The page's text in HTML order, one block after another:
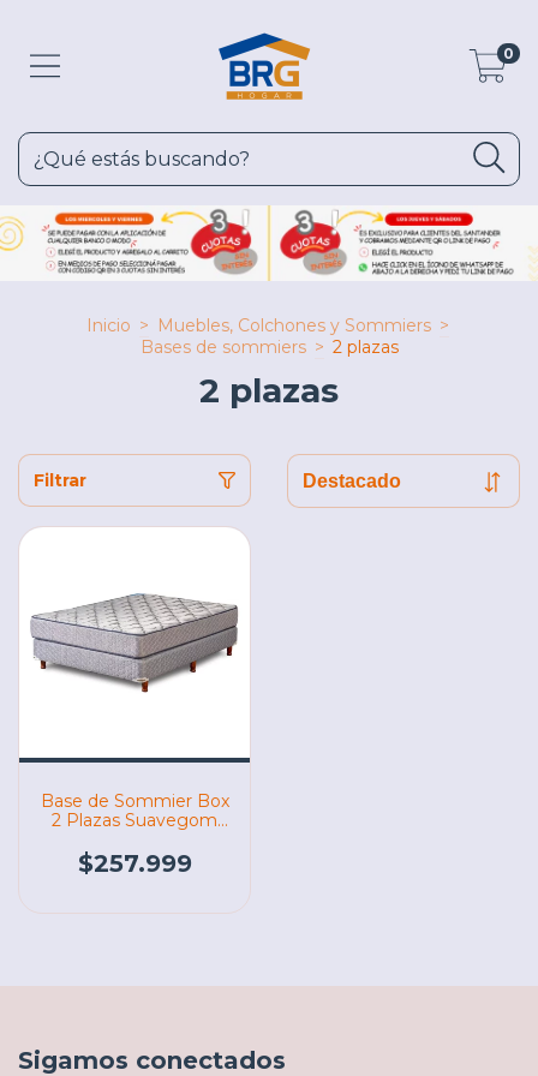
0
Inicio > Muebles, Colchones y Sommiers >
Bases de sommiers > 2 plazas
2 plazas
Filtrar
Base de Sommier Box
2 Plazas Suavegom
$257.999
Sigamos conectados